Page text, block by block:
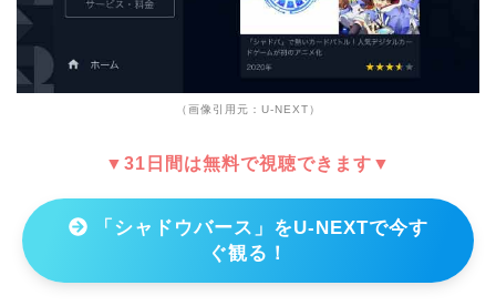
（画像引用元：U-NEXT）
▼31日間は無料で視聴できます▼
「シャドウバース」をU-NEXTで今す
ぐ観る！